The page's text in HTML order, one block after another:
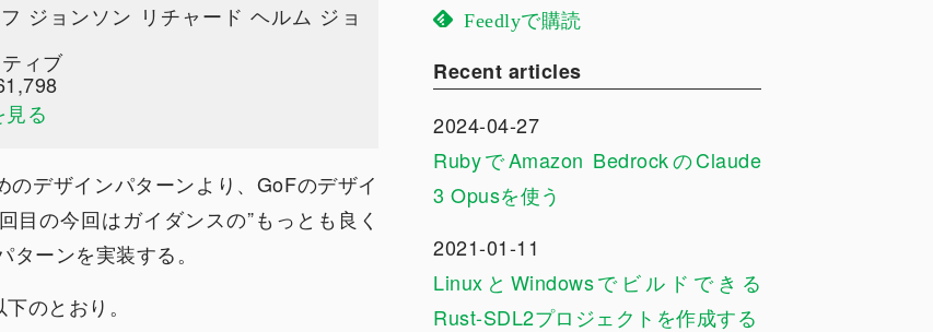
ジョンソン リチャード ヘルム ジョ
ィブ
る
デザインパターンより、GoFのデザイ
目の今回はガイダンスの”もっとも良く
ーンを実装する。
のとおり。
Feedlyで購読
Recent articles
2024-04-27
RubyでAmazon BedrockのClaude
3 Opusを使う
2021-01-11
LinuxとWindowsでビルドできる
Rust-SDL2プロジェクトを作成する